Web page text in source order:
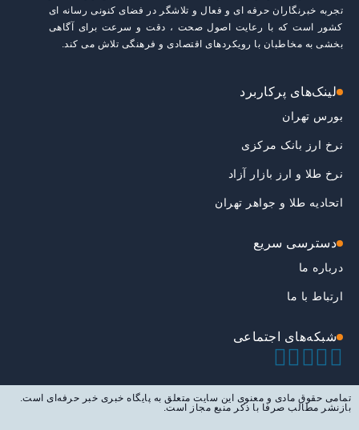
تجربه خبرنگاران حرفه ای و فعال و تلاشگر در فضای کنونی رسانه ای
کشور است که با رعایت اصول صحت ، دقت و سرعت برای آگاهی
بخشی به مخاطبان با رویکردهای اقتصادی و فرهنگی تلاش می کند.
لینک‌های پرکاربرد
بورس تهران
نرخ ارز بانک مرکزی
نرخ طلا و ارز بازار آزاد
اتحادیه طلا و جواهر تهران
دسترسی سریع
درباره ما
ارتباط با ما
شبکه‌های اجتماعی
تمامی حقوق مادی و معنوی این سایت متعلق به پایگاه خبری خبر حرفه‌ای است.
بازنشر مطالب صرفا با ذکر منبع مجاز است.